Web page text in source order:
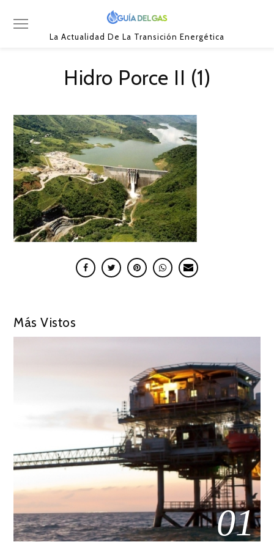
La Actualidad De La Transición Energética
Hidro Porce II (1)
Más Vistos
01